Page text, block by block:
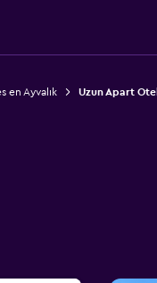
en Ayvalık Uzun Apart Otel